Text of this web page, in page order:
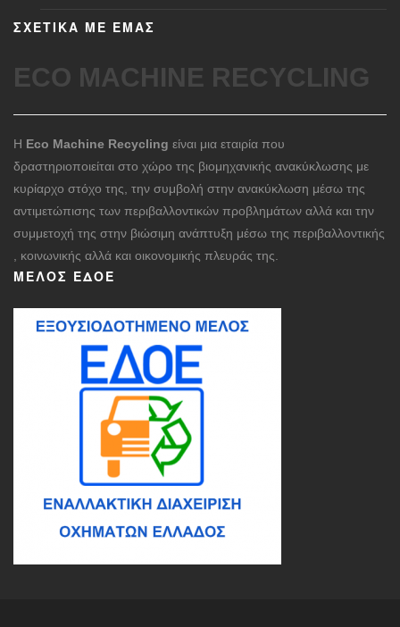
ΣΧΕΤΙΚΑ ΜΕ ΕΜΑΣ
ECO MACHINE RECYCLING
Η Eco Machine Recycling είναι μια εταιρία που
δραστηριοποιείται στο χώρο της βιομηχανικής ανακύκλωσης με
κυρίαρχο στόχο της, την συμβολή στην ανακύκλωση μέσω της
αντιμετώπισης των περιβαλλοντικών προβλημάτων αλλά και την
συμμετοχή της στην βιώσιμη ανάπτυξη μέσω της περιβαλλοντικής
, κοινωνικής αλλά και οικονομικής πλευράς της.
ΜΈΛΟΣ ΕΔΟΕ